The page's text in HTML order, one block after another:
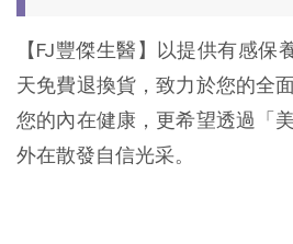
【FJ豐傑生醫】以提供有感
天免費退換貨，致力於您的全
您的內在健康，更希望透過「
外在散發自信光采。